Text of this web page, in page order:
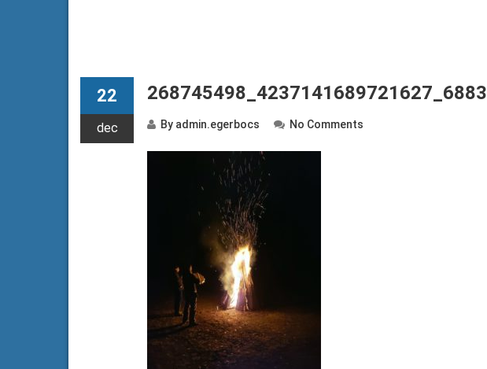
22
dec By admin.egerbocs No Comments